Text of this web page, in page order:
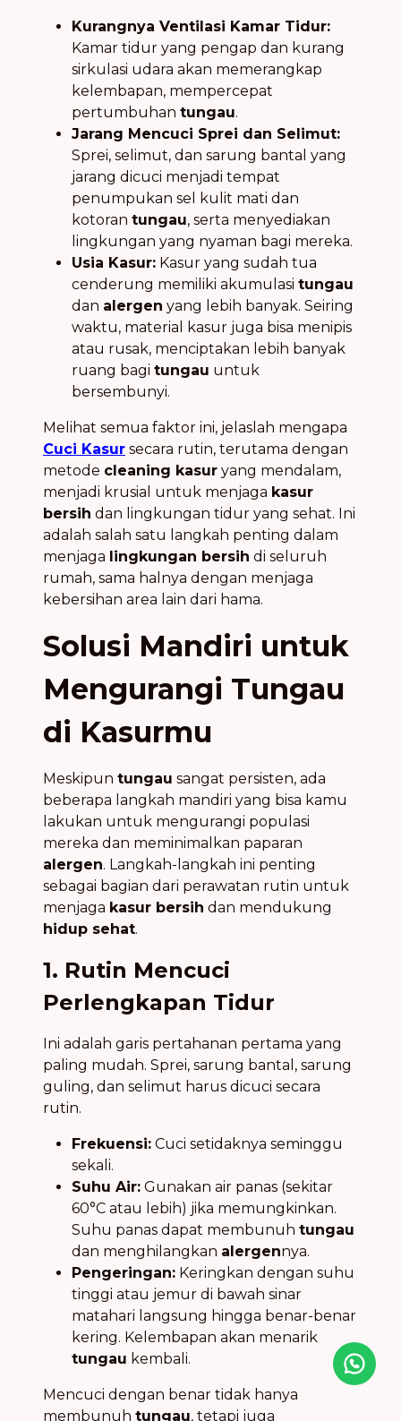
Kurangnya Ventilasi Kamar Tidur:
Kamar tidur yang pengap dan kurang
sirkulasi udara akan memerangkap
kelembapan, mempercepat
pertumbuhan tungau.
Jarang Mencuci Sprei dan Selimut:
Sprei, selimut, dan sarung bantal yang
jarang dicuci menjadi tempat
penumpukan sel kulit mati dan
kotoran tungau, serta menyediakan
lingkungan yang nyaman bagi mereka.
Usia Kasur: Kasur yang sudah tua
cenderung memiliki akumulasi tungau
dan alergen yang lebih banyak. Seiring
waktu, material kasur juga bisa menipis
atau rusak, menciptakan lebih banyak
ruang bagi tungau untuk
bersembunyi.
Melihat semua faktor ini, jelaslah mengapa
Cuci Kasur secara rutin, terutama dengan
metode cleaning kasur yang mendalam,
menjadi krusial untuk menjaga kasur
bersih dan lingkungan tidur yang sehat. Ini
adalah salah satu langkah penting dalam
menjaga lingkungan bersih di seluruh
rumah, sama halnya dengan menjaga
kebersihan area lain dari hama.
Solusi Mandiri untuk
Mengurangi Tungau
di Kasurmu
Meskipun tungau sangat persisten, ada
beberapa langkah mandiri yang bisa kamu
lakukan untuk mengurangi populasi
mereka dan meminimalkan paparan
alergen. Langkah-langkah ini penting
sebagai bagian dari perawatan rutin untuk
menjaga kasur bersih dan mendukung
hidup sehat.
1. Rutin Mencuci
Perlengkapan Tidur
Ini adalah garis pertahanan pertama yang
paling mudah. Sprei, sarung bantal, sarung
guling, dan selimut harus dicuci secara
rutin.
Frekuensi: Cuci setidaknya seminggu
sekali.
Suhu Air: Gunakan air panas (sekitar
60°C atau lebih) jika memungkinkan.
Suhu panas dapat membunuh tungau
dan menghilangkan alergennya.
Pengeringan: Keringkan dengan suhu
tinggi atau jemur di bawah sinar
matahari langsung hingga benar-benar
kering. Kelembapan akan menarik
tungau kembali.
Mencuci dengan benar tidak hanya
membunuh tungau, tetapi juga
Icon